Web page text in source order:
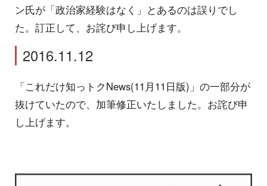
ン氏が「政治家経験はなく」とあるのは誤りでし
た。訂正して、お詫び申し上げます。
2016.11.12
「これだけ知っトクNews(11月11日版)」の一部分が
抜けていたので、加筆修正いたしました。お詫び申
し上げます。